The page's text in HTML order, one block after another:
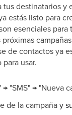
tus destinatarios y
estás listo para
esenciales para
de contactos ya
usar.
"SMS" → "Nueva
de la campañay